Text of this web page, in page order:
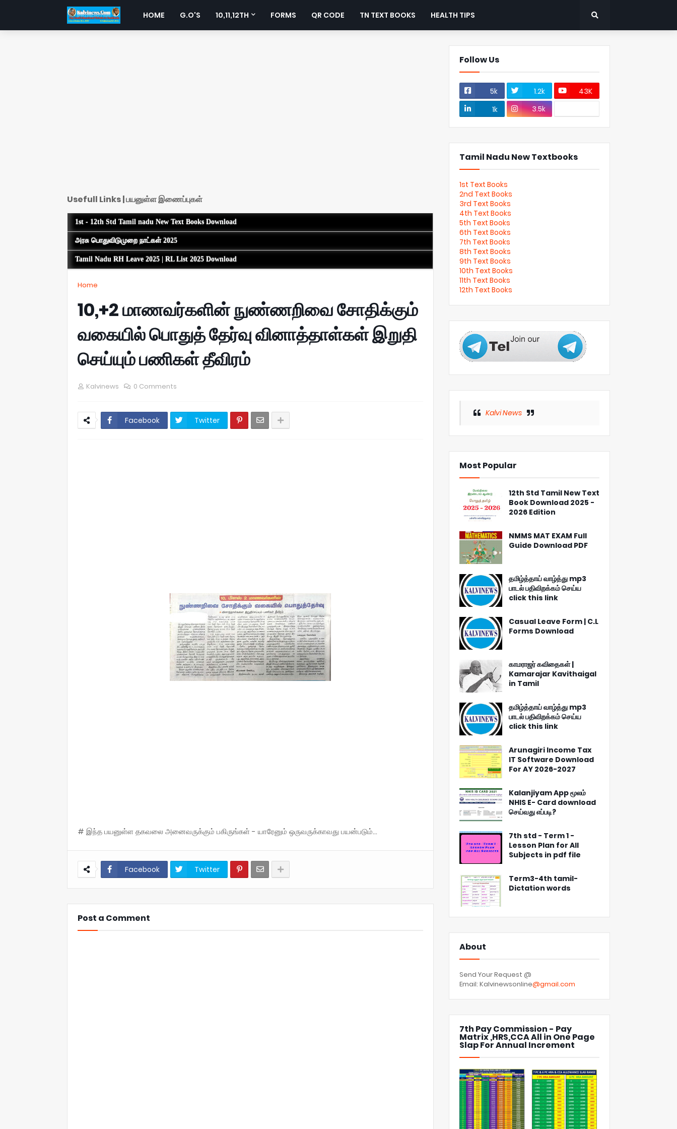
HOME G.O'S 10,11,12TH FORMS QR CODE TN TEXT BOOKS HEALTH TIPS
Usefull Links | பயனுள்ள இணைப்புகள்
1st - 12th Std Tamil nadu New Text Books Download
அரசு பொதுவிடுமுறை நாட்கள் 2025
Tamil Nadu RH Leave 2025 | RL List 2025 Download
Home
10,+2 மாணவர்களின் நுண்ணறிவை சோதிக்கும்
வகையில் பொதுத் தேர்வு வினாத்தாள்கள் இறுதி
செய்யும் பணிகள் தீவிரம்
Kalvinews 0 Comments
Facebook Twitter
# இந்த பயனுள்ள தகவலை அனைவருக்கும் பகிருங்கள் - யாரேனும் ஒருவருக்காவது பயன்படும்...
Facebook Twitter
Post a Comment
Follow Us
5k 1.2k
43K
1k
3.5k
Tamil Nadu New Textbooks
1st Text Books
2nd Text Books
3rd Text Books
4th Text Books
5th Text Books
6th Text Books
7th Text Books
8th Text Books
9th Text Books
10th Text Books
11th Text Books
12th Text Books
Kalvi News
Most Popular
12th Std Tamil New Text
Book Download 2025 -
2026 Edition
NMMS MAT EXAM Full
Guide Download PDF
தமிழ்த்தாய் வாழ்த்து mp3
பாடல் பதிவிறக்கம் செய்ய
click this link
Casual Leave Form | C.L
Forms Download
காமராஜர் கவிதைகள் |
Kamarajar Kavithaigal
in Tamil
தமிழ்த்தாய் வாழ்த்து mp3
பாடல் பதிவிறக்கம் செய்ய
click this link
Arunagiri Income Tax
IT Software Download
For AY 2026-2027
Kalanjiyam App மூலம்
NHIS E- Card download
செய்வது எப்படி?
7th std - Term 1 -
Lesson Plan for All
Subjects in pdf file
Term3-4th tamil-
Dictation words
About
Send Your Request @
Email: Kalvinewsonline@gmail.com
7th Pay Commission - Pay
Matrix ,HRS,CCA All in One Page
Slap For Annual Increment